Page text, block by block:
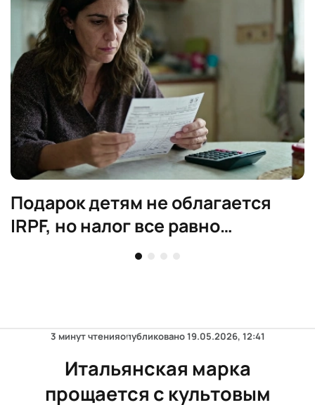
Подарок детям не облагается
IRPF, но налог все равно
придется заплатить
3 минут чтенияопубликовано19.05.2026, 12:41
Итальянская марка
прощается с культовым